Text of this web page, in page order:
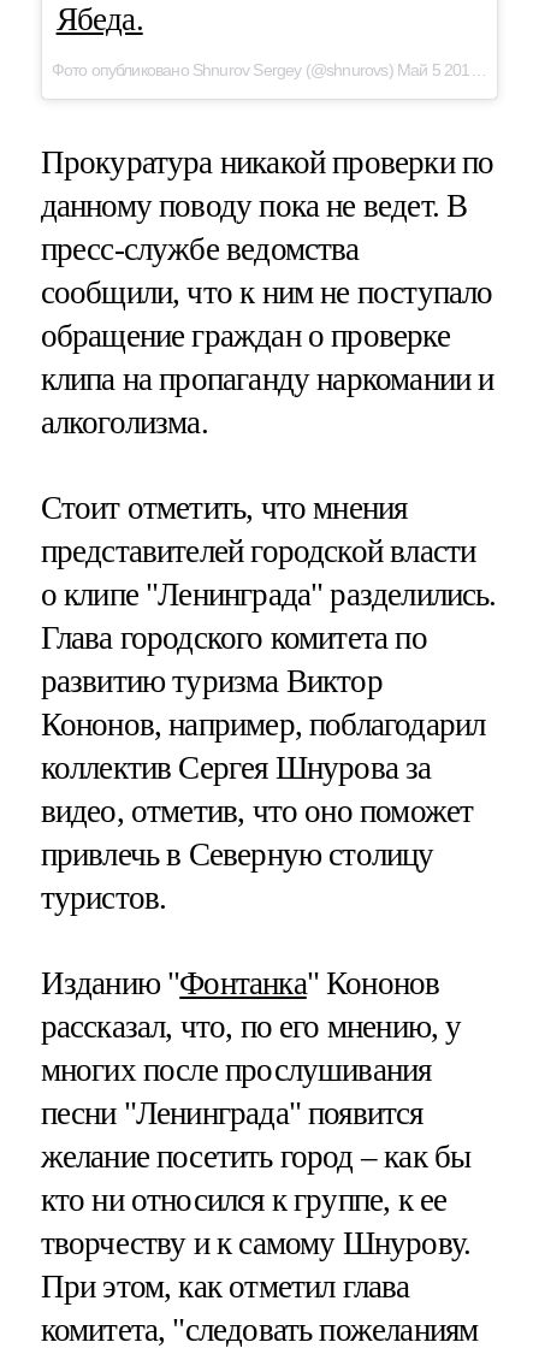
Ябеда.
Прокуратура никакой проверки по
данному поводу пока не ведет. В
пресс-службе ведомства
сообщили, что к ним не поступало
обращение граждан о проверке
клипа на пропаганду наркомании и
алкоголизма.
Стоит отметить, что мнения
представителей городской власти
о клипе "Ленинграда" разделились.
Глава городского комитета по
развитию туризма Виктор
Кононов, например, поблагодарил
коллектив Сергея Шнурова за
видео, отметив, что оно поможет
привлечь в Северную столицу
туристов.
Изданию "Фонтанка" Кононов
рассказал, что, по его мнению, у
многих после прослушивания
песни "Ленинграда" появится
желание посетить город – как бы
кто ни относился к группе, к ее
творчеству и к самому Шнурову.
При этом, как отметил глава
комитета, "следовать пожеланиям